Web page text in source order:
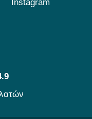
Instagram